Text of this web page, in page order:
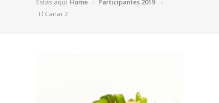
Participantes
Estás aquí Home
Participantes 2019
El Cañar 2